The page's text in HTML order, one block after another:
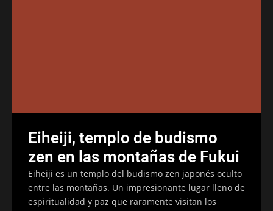
Eiheiji, templo de budismo
zen en las montañas de Fukui
Eiheiji es un templo del budismo zen japonés oculto
entre las montañas. Un impresionante lugar lleno de
espiritualidad y paz que raramente visitan los